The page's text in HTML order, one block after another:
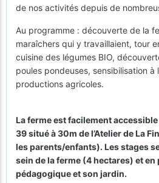
de nos activités depuis de
Au programme : découverte de la
maraîchers qui y travaillaient, tour
cuisine des légumes BIO,
poules pondeuses, sensibilisation à
productions agricoles.
La ferme est facilement accessible
39 situé à 30m de l’Atelier de La
les parents/enfants). Les stages
sein de la ferme (4 hectares) et en
pédagogique et son jardin.